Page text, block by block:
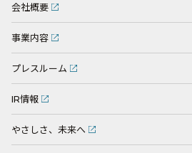
会社概要
事業内容
プレスルーム
IR情報
やさしさ、未来へ